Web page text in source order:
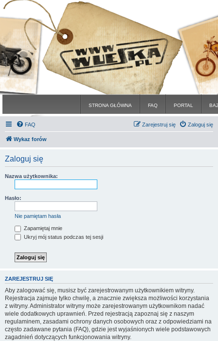
STRONA GŁÓWNA FAQ PORTAL
FAQ Zaloguj się
Zarejestruj się
Wykaz forów
Zaloguj się
Nazwa użytkownika:
Hasło:
Nie pamiętam hasła
Zapamiętaj mnie
Ukryj mój status podczas tej sesji
ZAREJESTRUJ SIĘ
Aby zalogować się, musisz być zarejestrowanym użytkownikiem witryny.
Rejestracja zajmuje tylko chwilę, a znacznie zwiększa możliwości korzystania
z witryny. Administrator witryny może zarejestrowanym użytkownikom nadać
wiele dodatkowych uprawnień. Przed rejestracją zapoznaj się z naszym
regulaminem, zasadami ochrony danych osobowych oraz z odpowiedziami na
często zadawane pytania (FAQ), gdzie jest wyjaśnionych wiele podstawowych
zagadnień dotyczących funkcjonowania witryny.